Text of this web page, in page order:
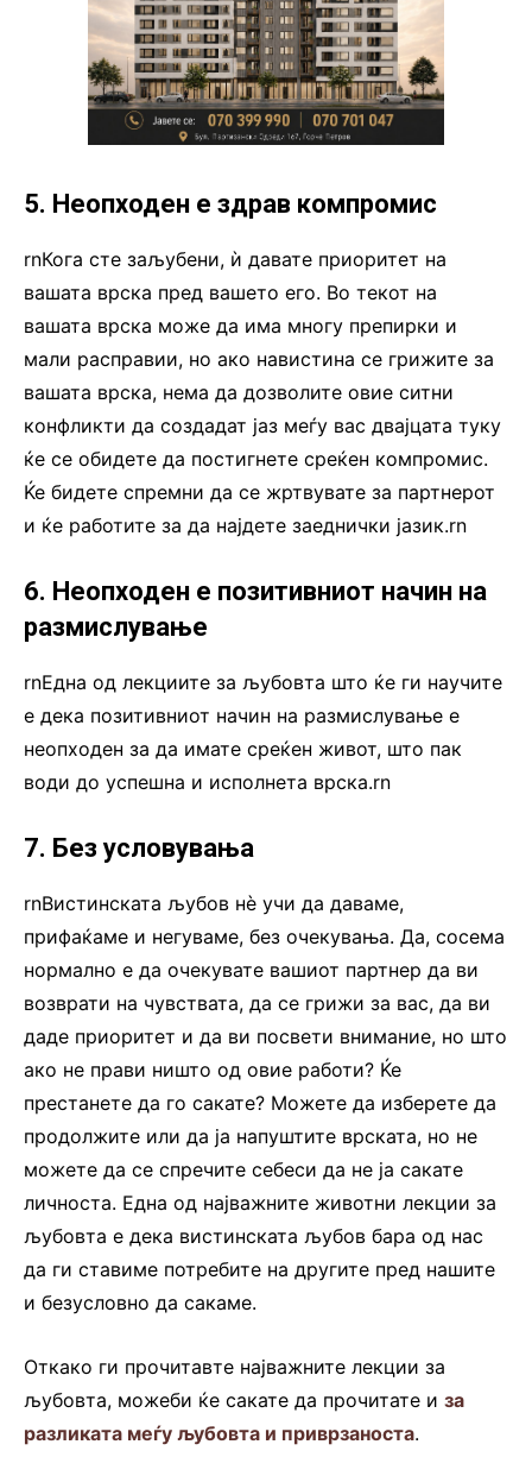
5. Неопходен е здрав компромис
rnКога сте заљубени, ѝ давате приоритет на
вашата врска пред вашето его. Во текот на
вашата врска може да има многу препирки и
мали расправии, но ако навистина се грижите за
вашата врска, нема да дозволите овие ситни
конфликти да создадат јаз меѓу вас двајцата туку
ќе се обидете да постигнете среќен компромис.
Ќе бидете спремни да се жртвувате за партнерот
и ќе работите за да најдете заеднички јазик.rn
6. Неопходен е позитивниот начин на
размислување
rnЕдна од лекциите за љубовта што ќе ги научите
е дека позитивниот начин на размислување е
неопходен за да имате среќен живот, што пак
води до успешна и исполнета врска.rn
7. Без условувања
rnВистинската љубов нè учи да даваме,
прифаќаме и негуваме, без очекувања. Да, сосема
нормално е да очекувате вашиот партнер да ви
возврати на чувствата, да се грижи за вас, да ви
даде приоритет и да ви посвети внимание, но што
ако не прави ништо од овие работи? Ќе
престанете да го сакате? Можете да изберете да
продолжите или да ја напуштите врската, но не
можете да се спречите себеси да не ја сакате
личноста. Една од најважните животни лекции за
љубовта е дека вистинската љубов бара од нас
да ги ставиме потребите на другите пред нашите
и безусловно да сакаме.
Откако ги прочитавте најважните лекции за
љубовта, можеби ќе сакате да прочитате и за
разликата меѓу љубовта и приврзаноста.